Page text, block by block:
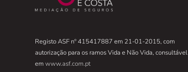
Registo ASF nº 415417887 em 21-01-2015, com
autorização para os ramos Vida e Não Vida, consultável
em www.asf.com.pt